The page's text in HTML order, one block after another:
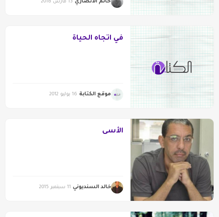
حاتم الأنصاري 13 مارس 2018
في اتجاه الحياة
موقع الكتابة 16 يوليو 2012
الأسى
خالد السنديوني 11 سبتمبر 2015